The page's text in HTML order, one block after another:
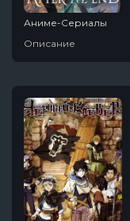
Аниме-Сериалы
Описание